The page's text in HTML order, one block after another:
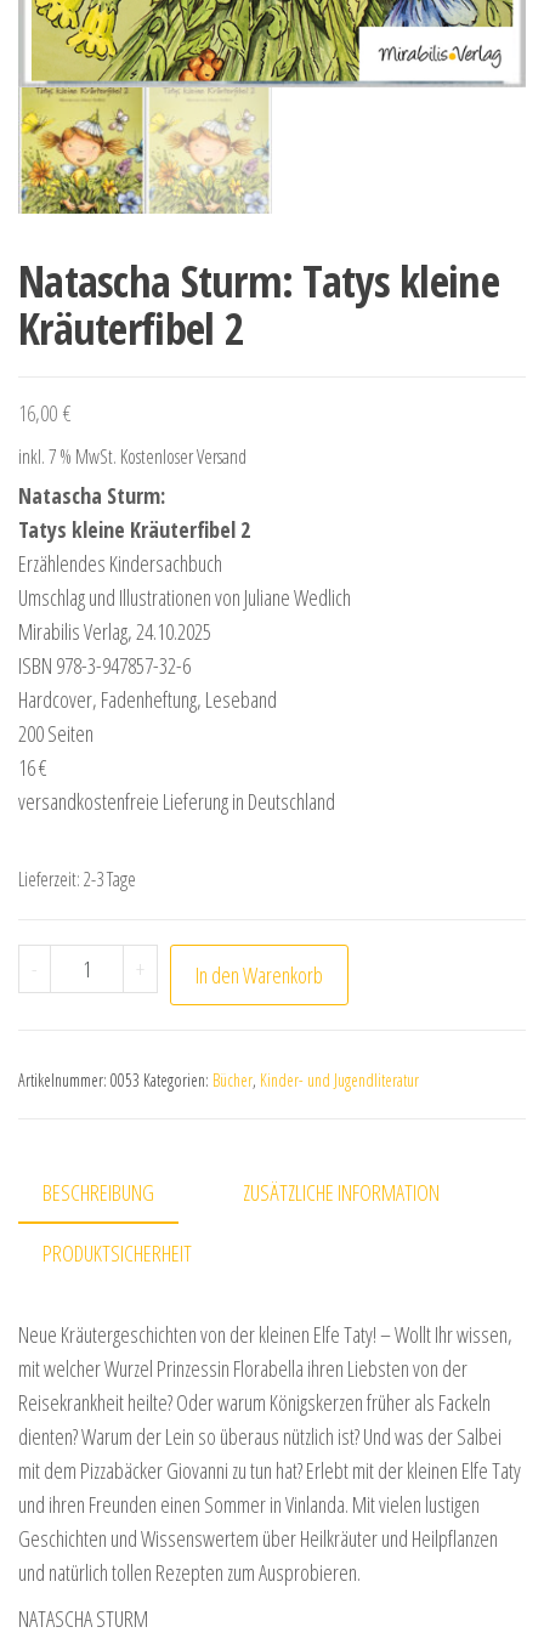
Natascha Sturm: Tatys kleine
Kräuterfibel 2
16,00 €
inkl. 7 % MwSt. Kostenloser Versand
Natascha Sturm:
Tatys kleine Kräuterfibel 2
Erzählendes Kindersachbuch
Umschlag und Illustrationen von Juliane Wedlich
Mirabilis Verlag, 24.10.2025
ISBN 978-3-947857-32-6
Hardcover, Fadenheftung, Leseband
200 Seiten
16 €
versandkostenfreie Lieferung in Deutschland
Lieferzeit:2-3 Tage
- Natascha Sturm: Tatys kleine Kräuterfibel 2 Menge
+ In den Warenkorb
Artikelnummer: 0053 Kategorien: Bücher, Kinder- und Jugendliteratur
BESCHREIBUNG ZUSÄTZLICHE INFORMATION
PRODUKTSICHERHEIT
Neue Kräutergeschichten von der kleinen Elfe Taty! – Wollt Ihr wissen,
mit welcher Wurzel Prinzessin Florabella ihren Liebsten von der
Reisekrankheit heilte? Oder warum Königskerzen früher als Fackeln
dienten? Warum der Lein so überaus nützlich ist? Und was der Salbei
mit dem Pizzabäcker Giovanni zu tun hat? Erlebt mit der kleinen Elfe Taty
und ihren Freunden einen Sommer in Vinlanda. Mit vielen lustigen
Geschichten und Wissenswertem über Heilkräuter und Heilpflanzen
und natürlich tollen Rezepten zum Ausprobieren.
NATASCHA STURM